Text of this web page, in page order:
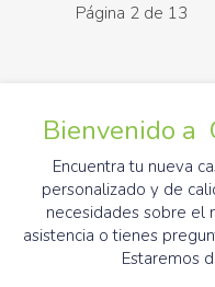
Página 2 de 13
Bienvenido a
Encuentra tu nueva
personalizado y de
necesidades sobre el
asistencia o tienes
Estaremos